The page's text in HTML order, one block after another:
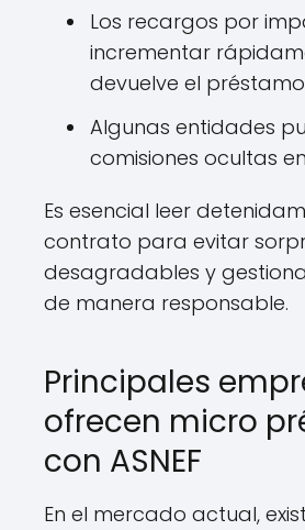
Los recargos por
incrementar
devuelve el
Algunas entidades
comisiones ocultas
Es esencial leer
contrato para evitar
desagradables y
de manera responsable.
Principales
ofrecen micro
con ASNEF
En el mercado actual,